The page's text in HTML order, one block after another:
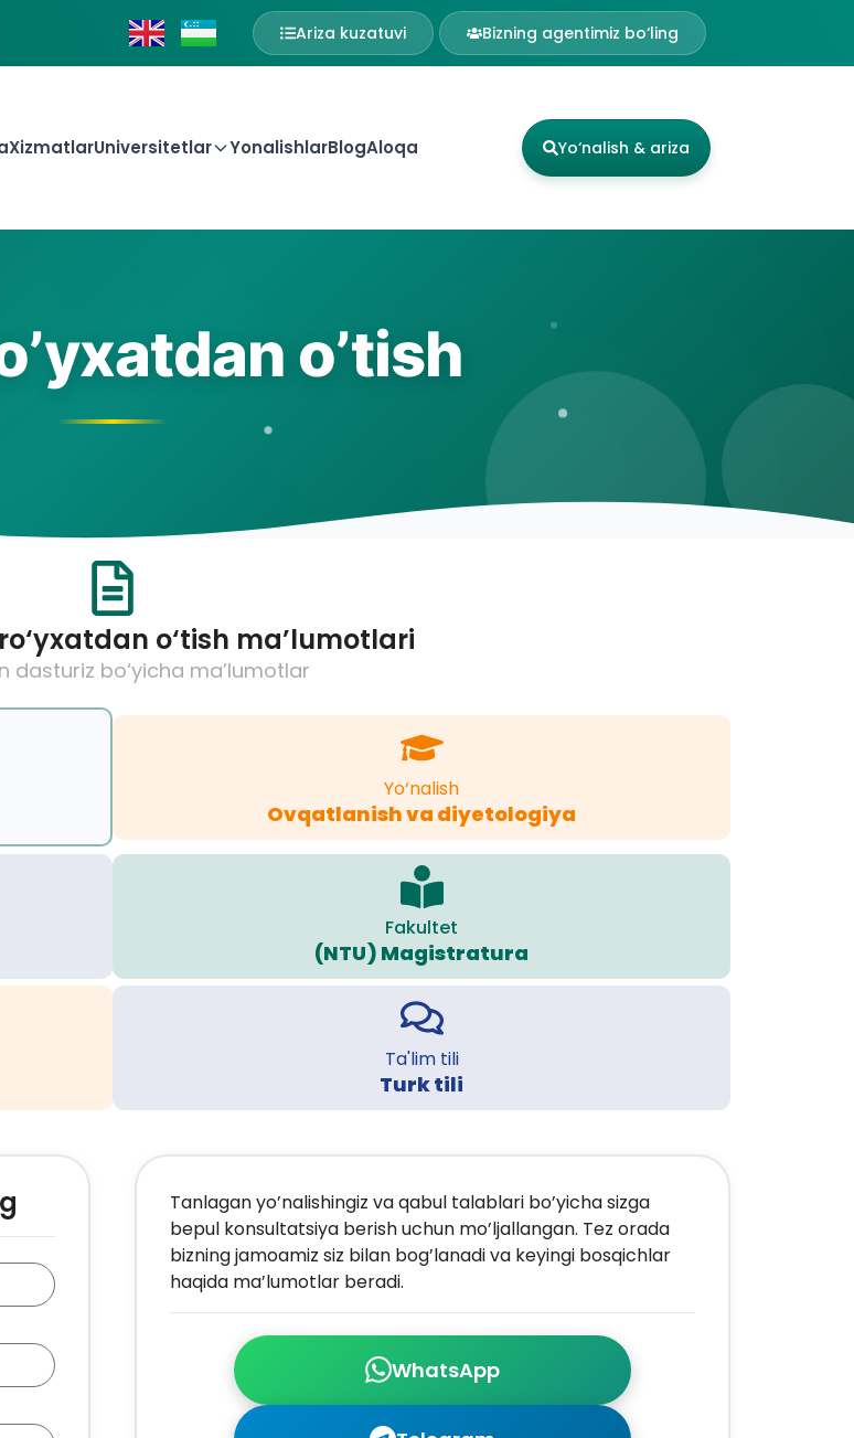
Ariza kuzatuvi Bizning agentimiz bo‘ling
XizmatlarUniversitetlar YonalishlarBlogAloqa Yo‘nalish & ariza
o’tish
o‘tish ma’lumotlari
dasturiz bo‘yicha ma’lumotlar
Yo‘nalish
Ovqatlanish va diyetologiya
Fakultet
(NTU) Magistratura
Ta'lim tili
Turk tili
WhatsApp
Tanlagan yo’nalishingiz va qabul talablari bo’yicha sizga
bepul konsultatsiya berish uchun mo’ljallangan. Tez orada
bizning jamoamiz siz bilan bog’lanadi va keyingi bosqichlar
haqida ma’lumotlar beradi.